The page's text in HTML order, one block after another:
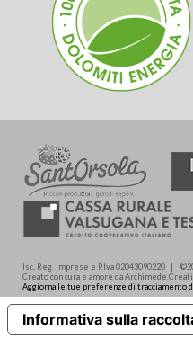
Isc. Reg. Imprese e P.Iva 02043090220 |
Creato con cura e amore da
Aggiorna le tue preferenze di tracciamento
Informativa sulla